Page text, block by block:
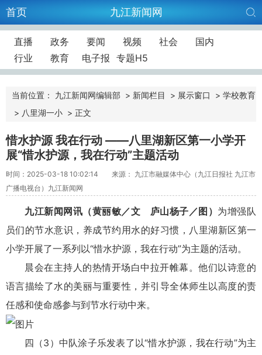
首页 九江新闻网
直播 政务 要闻 视频 社会
国内
行业
教育 电子报 专题H5
当前位置： 九江新闻网编辑部 > 新闻栏目 > 展示窗口 > 学校教育
> 八里湖一小 > 正文
惜水护源 我在行动 ——八里湖新区第一小学开
展“惜水护源，我在行动”主题活动
时间：2025-03-18 10:02:14
来源： 九江市融媒体中心（九江日报社 九江市
广播电视台）九江新闻网
九江新闻网讯（黄丽敏／文 庐山杨子／图） 为增强队
员们的节水意识，养成节约用水的好习惯，八里湖新区第一
小学开展了一系列以“惜水护源，我在行动”为主题的活动。
晨会在主持人的热情开场白中拉开帷幕。他们以诗意的
语言描绘了水的美丽与重要性，并引导全体师生以高度的责
任感和使命感参与到节水行动中来。
四（3）中队涂子乐发表了以“惜水护源，我在行动”为主